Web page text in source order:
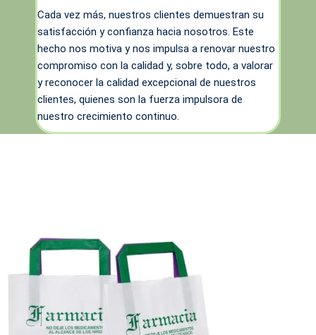
Cada vez más, nuestros clientes demuestran su
satisfacción y confianza hacia nosotros. Este
hecho nos motiva y nos impulsa a renovar nuestro
compromiso con la calidad y, sobre todo, a valorar
y reconocer la calidad excepcional de nuestros
clientes, quienes son la fuerza impulsora de
nuestro crecimiento continuo.